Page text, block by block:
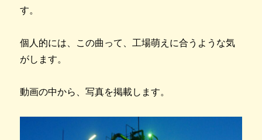
す。
個人的には、この曲って、工場萌えに合うような気
がします。
動画の中から、写真を掲載します。